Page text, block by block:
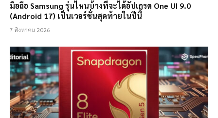
มือถือ Samsung รุ่นไหนบ้างที่จะได้อัปเกรด One UI 9.0
(Android 17) เป็นเวอร์ชั่นสุดท้ายในปีนี้
7 สิงหาคม 2026